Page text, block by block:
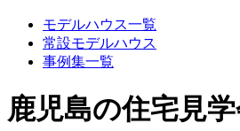
モデルハウス一覧
常設モデルハウス
事例集一覧
鹿児島の住宅見